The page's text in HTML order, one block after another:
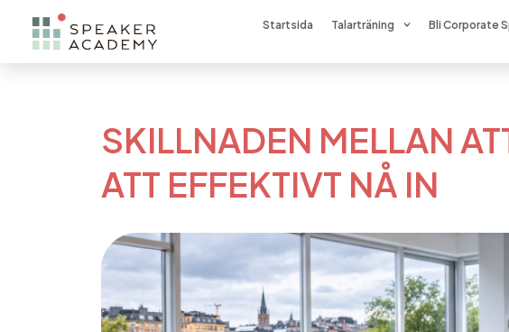
Startsida Talarträning Bli Corporate
SKILLNADEN MELLAN
ATT EFFEKTIVT NÅ IN